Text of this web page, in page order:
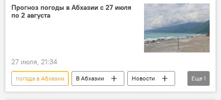
Прогноз погоды в Абхазии с 27 июля
по 2 августа
27 июля, 21:34
погода в Абхазии В Абхазии
Новости
Абхазия
Еще 1